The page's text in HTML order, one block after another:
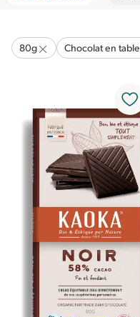
80g Chocolat en